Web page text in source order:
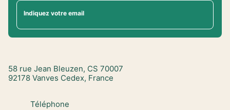
Indiquez votre email
58 rue Jean Bleuzen, CS 70007
92178 Vanves Cedex, France
Téléphone